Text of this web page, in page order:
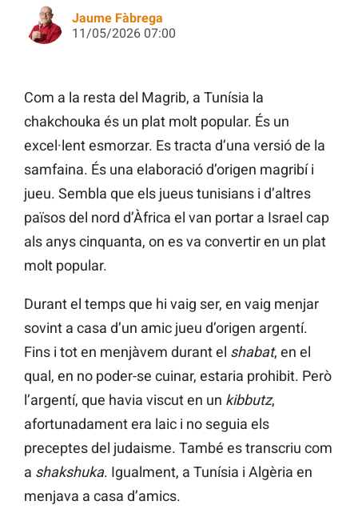
Jaume Fàbrega
11/05/2026 07:00
Com a la resta del Magrib, a Tunísia la
chakchouka és un plat molt popular. És un
excel·lent esmorzar. Es tracta d’una versió de la
samfaina. És una elaboració d’origen magribí i
jueu. Sembla que els jueus tunisians i d’altres
països del nord d’Àfrica el van portar a Israel cap
als anys cinquanta, on es va convertir en un plat
molt popular.
Durant el temps que hi vaig ser, en vaig menjar
sovint a casa d’un amic jueu d’origen argentí.
Fins i tot en menjàvem durant el shabat, en el
qual, en no poder-se cuinar, estaria prohibit. Però
l’argentí, que havia viscut en un kibbutz,
afortunadament era laic i no seguia els
preceptes del judaisme. També es transcriu com
a shakshuka. Igualment, a Tunísia i Algèria en
menjava a casa d’amics.